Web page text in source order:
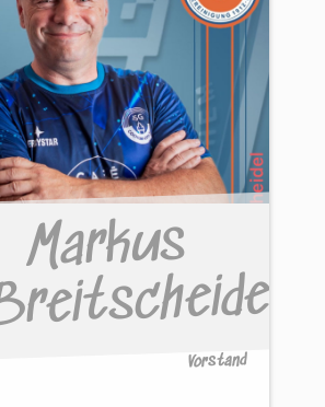
Markus
Vorstand